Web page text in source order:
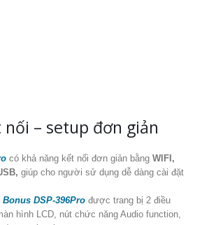
hình LCD, nút chức năng Audio function,
output level
hiệu.
kết nối RCA (Audio in) và các cổngXLR
bản đặt trước. Toàn bộ trạng thái máy và
thể được lưu trữ và gọi riêng. Nó cũng có